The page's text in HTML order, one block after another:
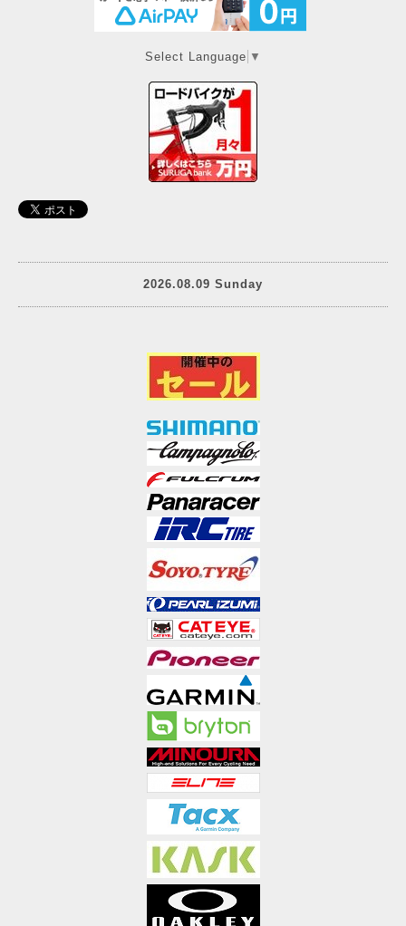
Select Language ▼
2026.08.09 Sunday